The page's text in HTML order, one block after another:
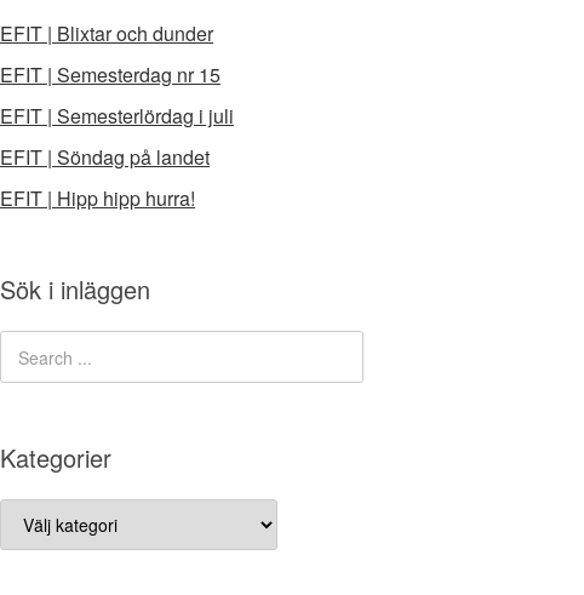
EFIT | Blixtar och dunder
EFIT | Semesterdag nr 15
EFIT | Semesterlördag i juli
EFIT | Söndag på landet
EFIT | Hipp hipp hurra!
Sök i inläggen
Kategorier
Kategorier